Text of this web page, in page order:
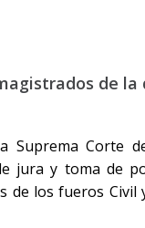
de
Suprema Corte
jura y toma de
de los fueros Civil